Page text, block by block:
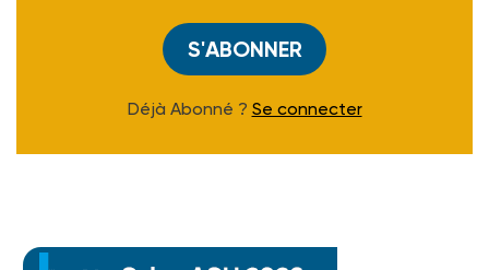
S'ABONNER
Déjà Abonné ? Se connecter